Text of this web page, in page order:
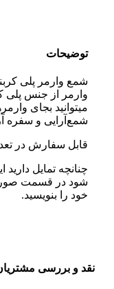
توضیحات
شمع وارمر پلی
وارمر از جنس پلی
میتوانید بجای
شمع‌آرایی و سفره
قابل سفارش در
چنانچه تمایل
شود در قسمت
خود را بنویسید.
نقد و بررسی